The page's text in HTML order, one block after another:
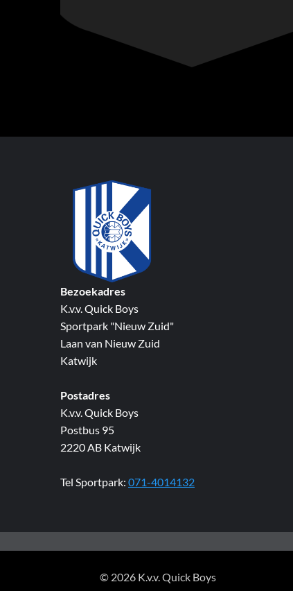
Bezoekadres
K.v.v. Quick Boys
Sportpark "Nieuw Zuid"
Laan van Nieuw Zuid
Katwijk
Postadres
K.v.v. Quick Boys
Postbus 95
2220 AB Katwijk
Tel Sportpark: 071-4014132
© 2026 K.v.v. Quick Boys